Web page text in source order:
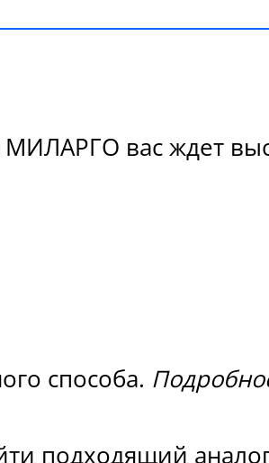
вас ждет
способа.
подходящий